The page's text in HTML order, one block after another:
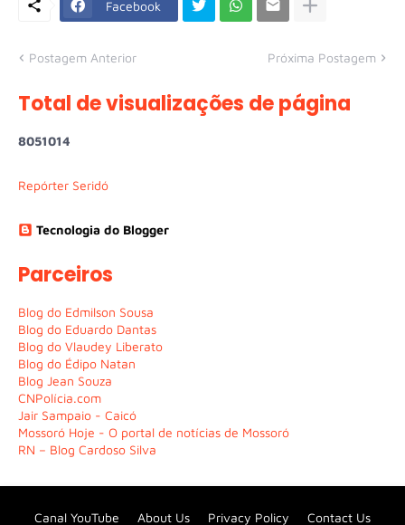
Facebook
Postagem Anterior Próxima Postagem
Total de visualizações de página
8051014
Repórter Seridó
Tecnologia do Blogger
Parceiros
Blog do Edmilson Sousa
Blog do Eduardo Dantas
Blog do Vlaudey Liberato
Blog do Édipo Natan
Blog Jean Souza
CNPolícia.com
Jair Sampaio - Caicó
Mossoró Hoje - O portal de notícias de Mossoró
RN – Blog Cardoso Silva
Canal YouTube About Us Privacy Policy Contact Us